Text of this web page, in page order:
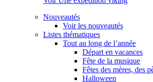
Nouveautés
Voir les nouveautés
Listes thématiques
Tout au long de l’année
Départ en vacances
Fête de la musique
Fêtes des mères, des
Halloween